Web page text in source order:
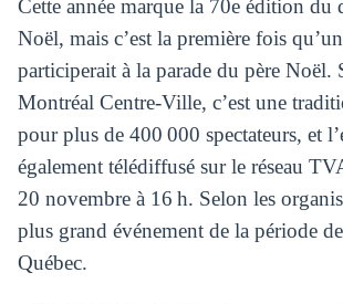
Cette année marque la 70e édition du
Noël, mais c’est la première fois
participerait à la parade du père Noël.
Montréal Centre-Ville, c’est une
pour plus de 400 000 spectateurs, et
également télédiffusé sur le réseau
20 novembre à 16 h. Selon les
plus grand événement de la période
Québec.